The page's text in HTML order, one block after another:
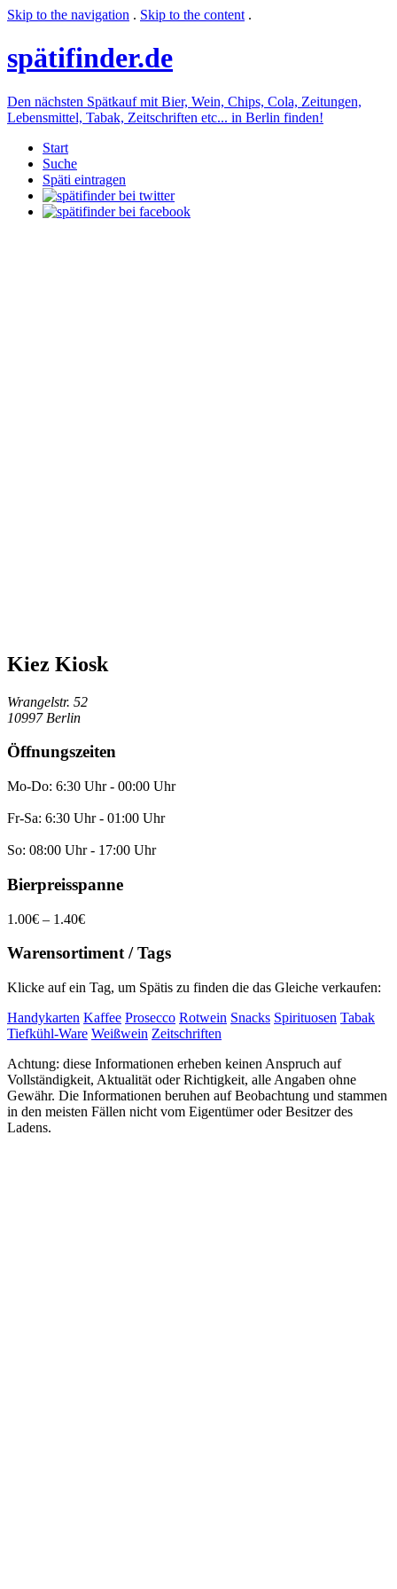
Skip to the navigation . Skip to the content .
spätifinder.de
Den nächsten Spätkauf mit Bier, Wein, Chips, Cola, Zeitungen,
Lebensmittel, Tabak, Zeitschriften etc... in Berlin finden!
Start
Suche
Späti eintragen
Kiez Kiosk
Wrangelstr. 52
10997 Berlin
Öffnungszeiten
Mo-Do: 6:30 Uhr - 00:00 Uhr
Fr-Sa: 6:30 Uhr - 01:00 Uhr
So: 08:00 Uhr - 17:00 Uhr
Bierpreisspanne
1.00€ – 1.40€
Warensortiment / Tags
Klicke auf ein Tag, um Spätis zu finden die das Gleiche verkaufen:
Handykarten Kaffee Prosecco Rotwein Snacks Spirituosen Tabak
Tiefkühl-Ware Weißwein Zeitschriften
Achtung: diese Informationen erheben keinen Anspruch auf
Vollständigkeit, Aktualität oder Richtigkeit, alle Angaben ohne
Gewähr. Die Informationen beruhen auf Beobachtung und stammen
in den meisten Fällen nicht vom Eigentümer oder Besitzer des
Ladens.